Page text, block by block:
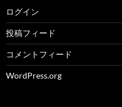
ログイン
投稿フィード
コメントフィード
WordPress.org